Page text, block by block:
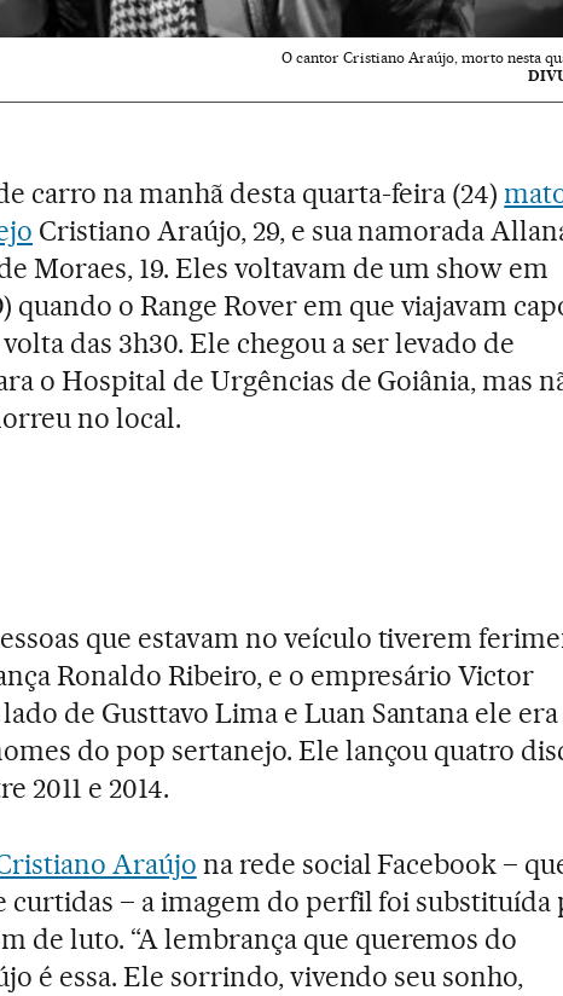
O cantor Cristiano Araújo, morto nesta
carro na manhã desta quarta-feira (24)
Cristiano Araújo, 29, e sua namorada
Moraes, 19. Eles voltavam de um show em
quando o Range Rover em que viajavam
das 3h30. Ele chegou a ser levado de
o Hospital de Urgências de Goiânia, mas
no local.
que estavam no veículo tiverem
Ronaldo Ribeiro, e o empresário Victor
de Gusttavo Lima e Luan Santana ele
do pop sertanejo. Ele lançou quatro
2011 e 2014.
Araújo na rede social Facebook –
curtidas – a imagem do perfil foi substituída
de luto. “A lembrança que queremos do
é essa. Ele sorrindo, vivendo seu sonho,